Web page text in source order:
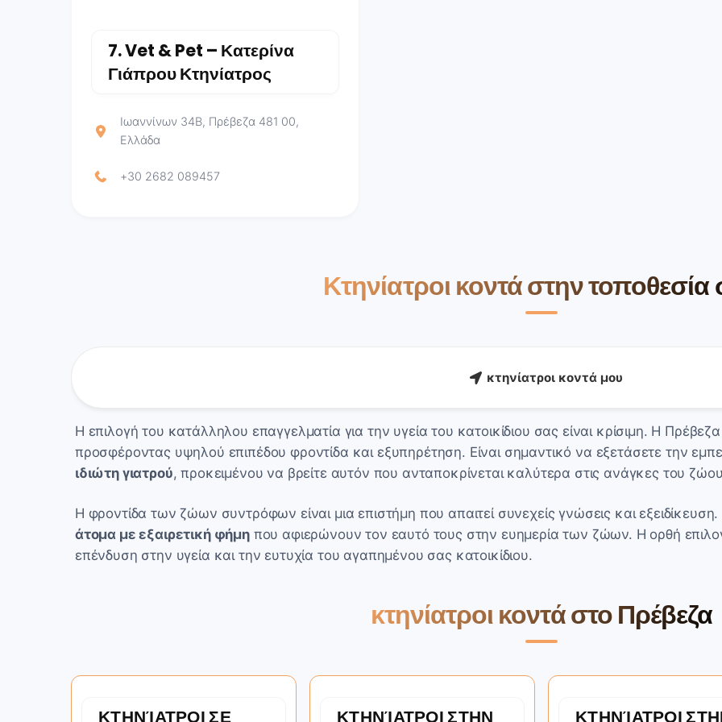
7.Vet & Pet – Κατερίνα
Γιάπρου Κτηνίατρος
Ιωαννίνων 34B, Πρέβεζα 481 00,
Ελλάδα
+30 2682 089457
Κτηνίατροι κοντά στην τοποθεσία
κτηνίατροι κοντά μου
Η επιλογή του κατάλληλου επαγγελματία για την υγεία του κατοικίδιου σας είναι κρίσιμη. Η
προσφέροντας υψηλού επιπέδου φροντίδα και εξυπηρέτηση. Είναι σημαντικό να εξετάσετε την
ιδιώτη γιατρού, προκειμένου να βρείτε αυτόν που ανταποκρίνεται καλύτερα στις ανάγκες του
Η φροντίδα των ζώων συντρόφων είναι μια επιστήμη που απαιτεί συνεχείς γνώσεις και
άτομα με εξαιρετική φήμηπου αφιερώνουν τον εαυτό τους στην ευημερία των ζώων. Η ορθή
επένδυση στην υγεία και την ευτυχία του αγαπημένου σας κατοικίδιου.
κτηνίατροι κοντά στο Πρέβεζα
ΚΤΗΝΊΑΤΡΟΙ ΣΕ ΚΤΗΝΊΑΤΡΟΙ ΣΤΗΝ ΚΤΗΝΊΑΤΡΟΙ